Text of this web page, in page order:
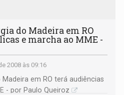
do Madeira em RO
e marcha ao MME -
2008 às 09:16
em RO terá audiências
- por Paulo Queiroz